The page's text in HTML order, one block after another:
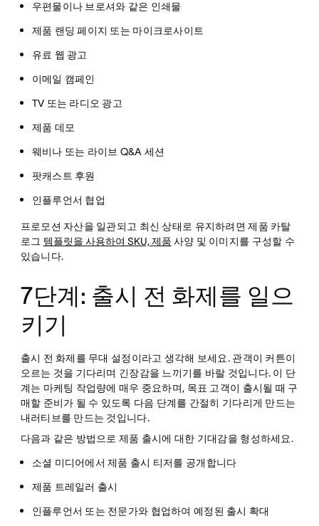
우편물이나 브로셔와 같은 인쇄물
제품 랜딩 페이지 또는 마이크로사이트
유료 웹 광고
이메일 캠페인
TV 또는 라디오 광고
제품 데모
웨비나 또는 라이브 Q&A 세션
팟캐스트 후원
인플루언서 협업
프로모션 자산을 일관되고 최신 상태로 유지하려면 제품 카탈
로그 템플릿을 사용하여 SKU, 제품 사양 및 이미지를 구성할 수
있습니다.
7단계: 출시 전 화제를 일으
키기
출시 전 화제를 무대 설정이라고 생각해 보세요. 관객이 커튼이
오르는 것을 기다리며 긴장감을 느끼기를 바랄 것입니다. 이 단
계는 마케팅 작업량에 매우 중요하며, 목표 고객이 출시될 때 구
매할 준비가 될 수 있도록 다음 단계를 간절히 기다리게 만드는
내러티브를 만드는 것입니다.
다음과 같은 방법으로 제품 출시에 대한 기대감을 형성하세요.
소셜 미디어에서 제품 출시 티저를 공개합니다
제품 트레일러 출시
인플루언서 또는 전문가와 협업하여 예정된 출시 확대